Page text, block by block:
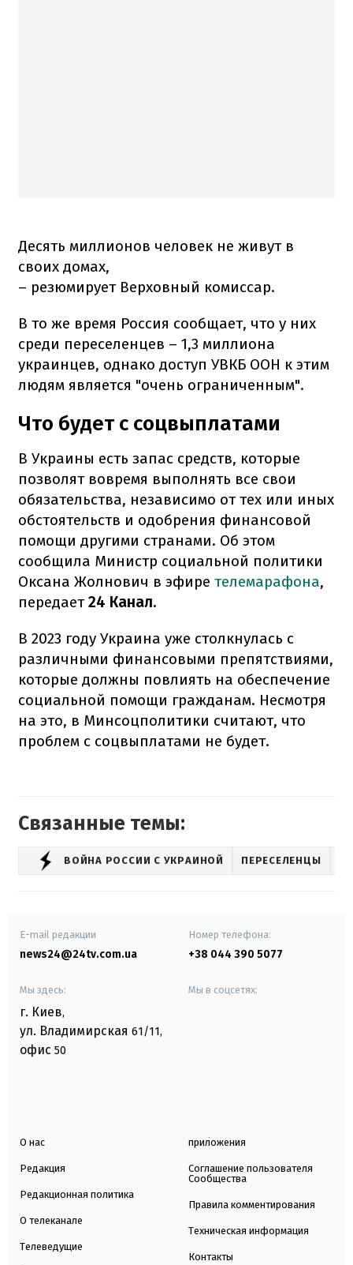
Десять миллионов человек не живут в
своих домах,
– резюмирует Верховный комиссар.
В то же время Россия сообщает, что у них
среди переселенцев – 1,3 миллиона
украинцев, однако доступ УВКБ ООН к этим
людям является "очень ограниченным".
Что будет с соцвыплатами
В Украины есть запас средств, которые
позволят вовремя выполнять все свои
обязательства, независимо от тех или иных
обстоятельств и одобрения финансовой
помощи другими странами. Об этом
сообщила Министр социальной политики
Оксана Жолнович в эфире телемарафона,
передает24 Канал.
В 2023 году Украина уже столкнулась с
различными финансовыми препятствиями,
которые должны повлиять на обеспечение
социальной помощи гражданам. Несмотря
на это, в Минсоцполитики считают, что
проблем с соцвыплатами не будет.
Связанные темы:
ВОЙНА РОССИИ С УКРАИНОЙ ПЕРЕСЕЛЕНЦЫ
E-mail редакции
news24@24tv.com.ua
Номер телефона:
+38 044 390 5077
Мы здесь:
г. Киев,
ул. Владимирская 61/11,
офис 50
Мы в соцсетях:
О нас
Редакция
Редакционная политика
О телеканале
Телеведущие
приложения
Соглашение пользователя
Сообщества
Правила комментирования
Техническая информация
Контакты